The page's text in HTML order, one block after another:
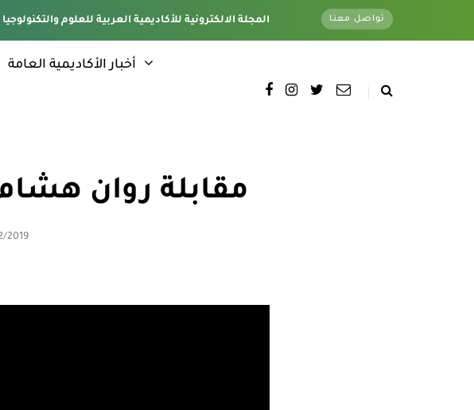
المجلة الالكترونية للأكاديمية العربية للعلوم تواصل معنا
أخبار الأكاديمية العامة
مقابلة روان
2019